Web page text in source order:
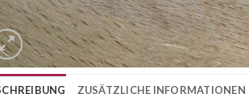
ZUSÄTZLICHE INFORMATIONEN